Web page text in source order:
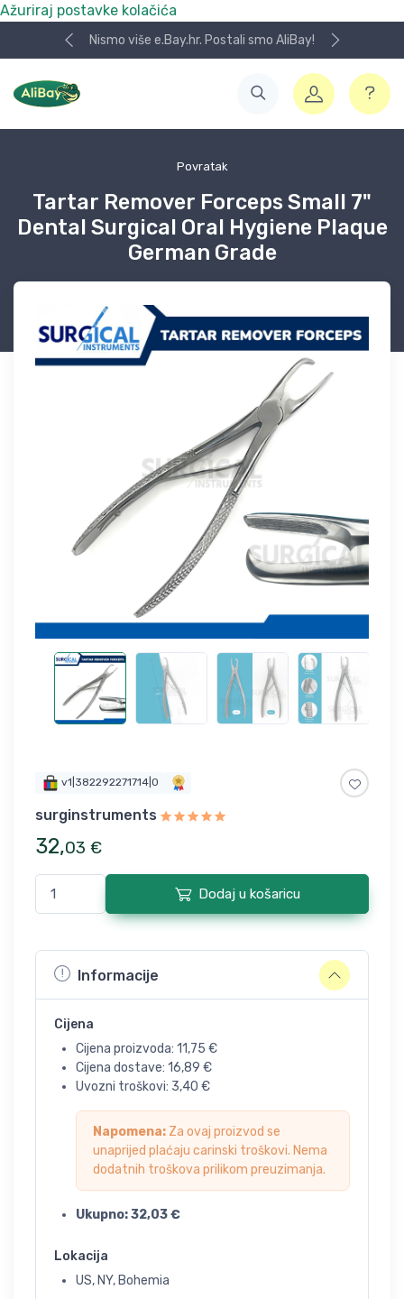
Ažuriraj postavke kolačića
Nismo više e.Bay.hr. Postali smo AliBay!
Povratak
Tartar Remover Forceps Small 7"
Dental Surgical Oral Hygiene Plaque
German Grade
v1|382292271714|0
surginstruments
32,03 €
Dodaj u košaricu
Informacije
Cijena
Cijena proizvoda: 11,75 €
Cijena dostave: 16,89 €
Uvozni troškovi: 3,40 €
Napomena: Za ovaj proizvod se
unaprijed plaćaju carinski troškovi. Nema
dodatnih troškova prilikom preuzimanja.
Ukupno:32,03€
Lokacija
US, NY, Bohemia